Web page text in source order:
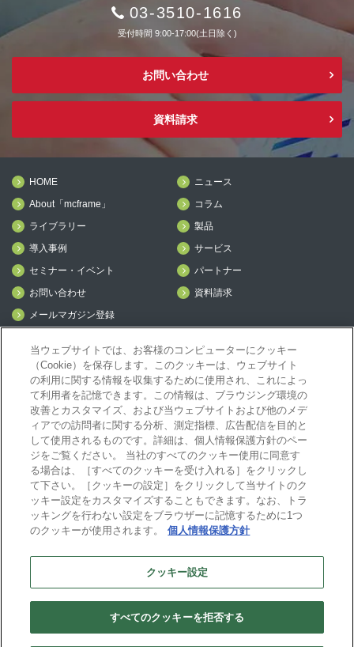
03-3510-1616
受付時間 9:00-17:00(土日除く)
お問い合わせ
資料請求
HOME
ニュース
About「mcframe」
コラム
ライブラリー
製品
導入事例
サービス
セミナー・イベント
パートナー
お問い合わせ
資料請求
メールマガジン登録
mcframeナビ（ユーザ登録者）
mcframeユーザ会サイト（MCUG会員専用）
ID発行をご希望の方はこちら
パートナー専用サイト
mcframe GAパートナー専用サイト
MIJS
B-EN-Gについて
ビジネスエンジニアリング株式会社
当ウェブサイトでは、お客様のコンピューターにクッキー
（Cookie）を保存します。このクッキーは、ウェブサイト
の利用に関する情報を収集するために使用され、これによっ
て利用者を記憶できます。この情報は、ブラウジング環境の
改善とカスタマイズ、および当ウェブサイトおよび他のメデ
ィアでの訪問者に関する分析、測定指標、広告配信を目的と
して使用されるものです。詳細は、個人情報保護方針のペー
ジをご覧ください。 当社のすべてのクッキー使用に同意す
る場合は、［すべてのクッキーを受け入れる］をクリックし
て下さい。［クッキーの設定］をクリックして当サイトのク
ッキー設定をカスタマイズすることもできます。なお、トラ
ッキングを行わない設定をブラウザーに記憶するために1つ
のクッキーが使用されます。
個人情報保護方針
クッキー設定
すべてのクッキーを拒否する